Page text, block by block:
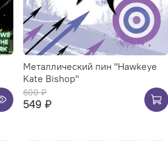
Металлический пин "Hawkeye
Kate Bishop"
600 ₽
549 ₽